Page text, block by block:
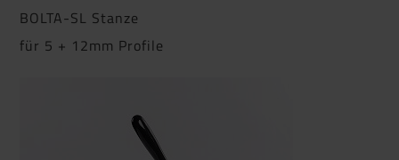
BOLTA-SL Stanze
für 5 + 12mm Profile